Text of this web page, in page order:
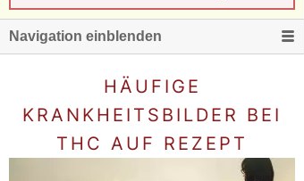
Navigation einblenden
HÄUFIGE
KRANKHEITSBILDER BEI
THC AUF REZEPT